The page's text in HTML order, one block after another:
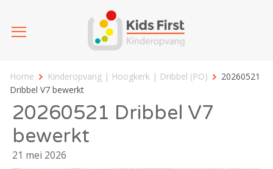
Home Kinderopvang | Hoogkerk | Dribbel (PO)
20260521
Dribbel V7 bewerkt
20260521 Dribbel V7
bewerkt
21 mei 2026